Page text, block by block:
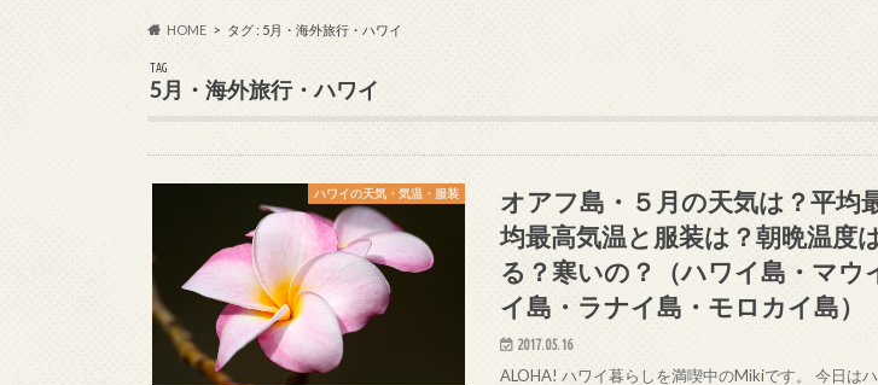
HOME タグ : 5月・海外旅行・ハワイ
TAG
5月・海外旅行・ハワイ
ハワイの天気・気温・服装
オアフ島・５月の天気は？平均
均最高気温と服装は？朝晩温度
る？寒いの？（ハワイ島・マウ
イ島・ラナイ島・モロカイ島）
2017.05.16
ALOHA! ハワイ暮らしを満喫中のMikiです。 今日は